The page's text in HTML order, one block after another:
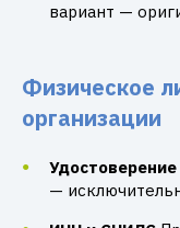
вариант —
Физическое
организации
—